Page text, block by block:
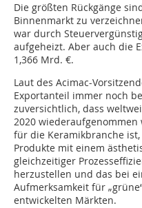
Die größten Rückgänge
Binnenmarkt zu
war durch
aufgeheizt. Aber auch die
1,366 Mrd. €.
Laut des Acimac-
Exportanteil immer noch
zuversichtlich, dass
2020
für die Keramikbranche
Produkte mit einem
gleichzeitiger
herzustellen und das bei
Aufmerksamkeit für
entwickelten Märkten.